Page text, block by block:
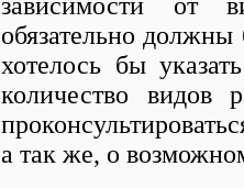
обязательно
хотелось бы
количество видов
а так же, о